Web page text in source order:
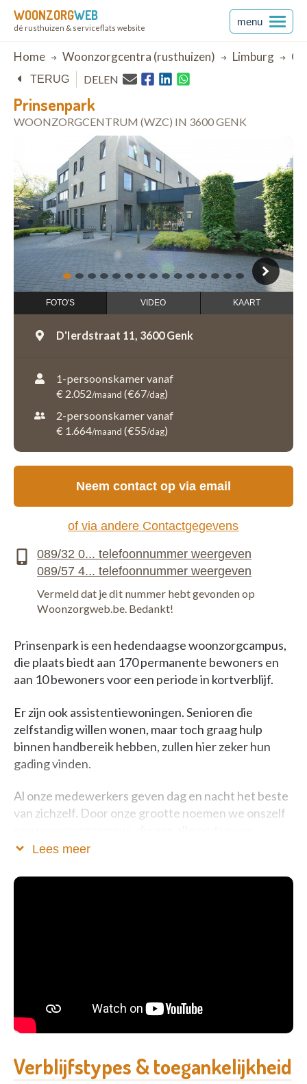
WOONZORGWEB
dé rusthuizen & serviceflats website
menu
Breadcrumb
Home Woonzorgcentra (rusthuizen) Limburg
Prinsenpark
WOONZORGCENTRUM (WZC) IN 3600 GENK
TERUG DELEN
1 2 3 4 5 6 7 8 9 101112131415
open in Google Maps
FOTO'S VIDEO KAART
D'Ierdstraat 11, 3600 Genk
1-persoonskamer vanaf
€ 2.052/maand (€67/dag)
2-persoonskamer vanaf
€ 1.664/maand (€55/dag)
Prinsenpark is een hedendaagse woonzorgcampus,
die plaats biedt aan 170 permanente bewoners en
aan 10 bewoners voor een periode in kortverblijf.
Er zijn ook assistentiewoningen. Senioren die
zelfstandig willen wonen, maar toch graag hulp
binnen handbereik hebben, zullen hier zeker hun
gading vinden.
Al onze medewerkers geven dag en nacht het beste
van zichzelf. Door onze grootte noemen we onszelf
ouderen een antwoord wil bieden.
Voor meer foto's, zie onze website:
Lees meer
Verblijfstypes & toegankelijkheid
Neem contact op via email
of via andere Contactgegevens
Vermeld dat je dit nummer hebt gevonden op
Woonzorgweb.be. Bedankt!